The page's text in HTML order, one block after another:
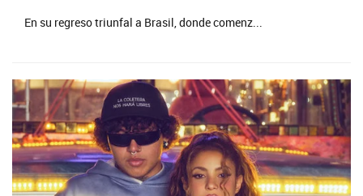
En su regreso triunfal a Brasil, donde comenz...